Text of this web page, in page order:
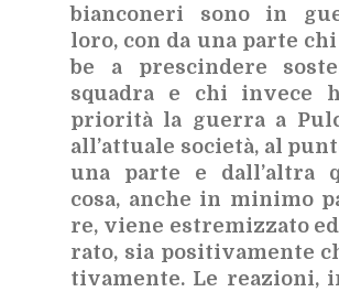
bian­co­ne­ri sono in
loro, con da una par­te
be a pre­scin­de­re
squa­dra e chi in­ve­ce
prio­ri­tà la guer­ra a
al­l’at­tua­le so­cie­tà, al
una par­te e dal­l’al­tra
cosa, an­che in mi­ni­mo
re, vie­ne estre­miz­za­to
ra­to, sia po­si­ti­va­men­te
ti­va­men­te. Le rea­zio­ni,